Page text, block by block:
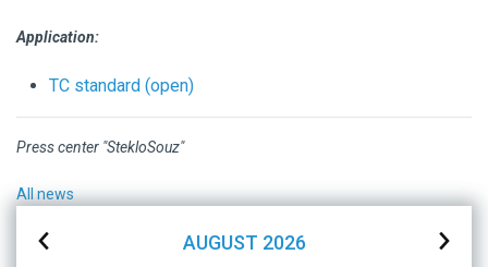
Application:
TC standard (open)
Press center "StekloSouz"
All news
AUGUST 2026